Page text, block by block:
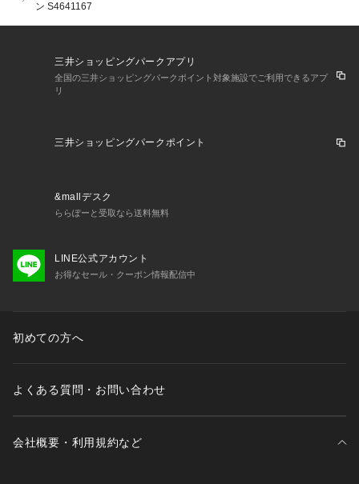
ン S4641167
三井ショッピングパークアプリ
全国の三井ショッピングパークポイント対象施設でご利用できるアプ
リ
三井ショッピングパークポイント
&mallデスク
ららぽーと受取なら送料無料
LINE公式アカウント
お得なセール・クーポン情報配信中
初めての方へ
よくある質問・お問い合わせ
会社概要・利用規約など